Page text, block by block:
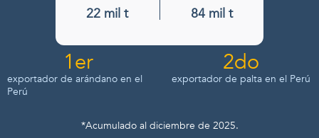
22 mil t 84 mil t
exportador de arándano en el
Perú
1er
exportador de palta en el Perú
2do
*Acumulado al diciembre de 2025.